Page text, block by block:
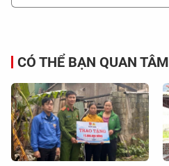
CÓ THỂ BẠN QUAN TÂM